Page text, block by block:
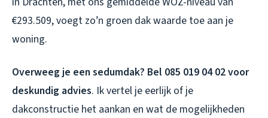
€293.509, voegt zo’n groen dak waarde toe aan je
woning.
Overweeg je een sedumdak? Bel 085 019 04 02 voor
deskundig advies. Ik vertel je eerlijk of je
dakconstructie het aankan en wat de mogelijkheden